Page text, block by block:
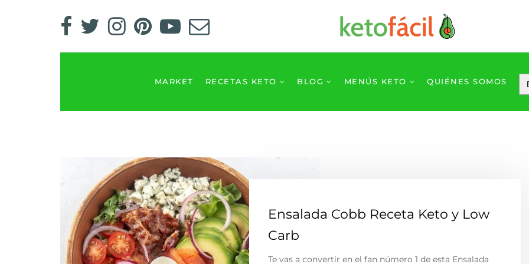
MARKET RECETAS KETO BLOG MENÚS KETO QUIÉNES SOMOS
Ensalada Cobb Receta Keto y Low
Carb
Te vas a convertir en el fan número 1 de esta Ensalada